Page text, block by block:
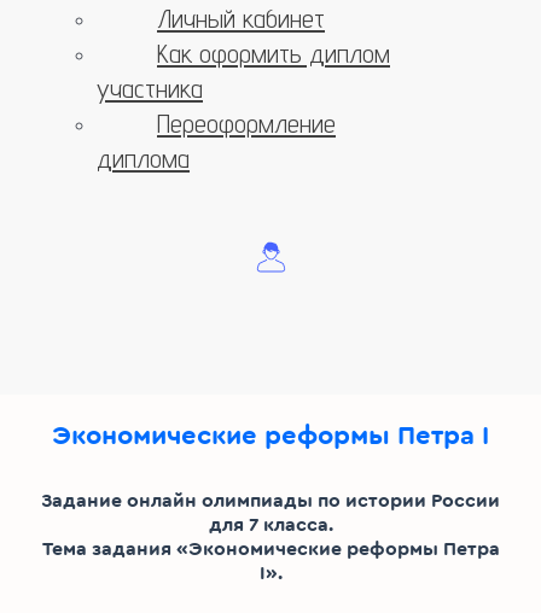
Личный кабинет
Как оформить диплом
участника
Переоформление
диплома
Экономические реформы Петра I
Задание онлайн олимпиады по истории России
для 7 класса.
Тема задания «Экономические реформы Петра
I».